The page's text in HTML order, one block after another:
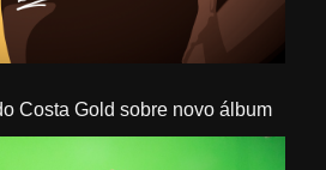
Costa Gold sobre novo álbum